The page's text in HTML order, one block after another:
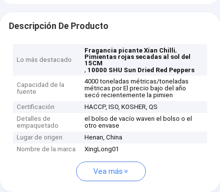
Descripción De Producto
Lo más destacado
Fragancia picante Xian Chilli,
Pimientas rojas secadas al sol del
15CM
, 10000 SHU Sun Dried Red Peppers
Capacidad de la
fuente
4000 toneladas métricas/toneladas
métricas por El precio bajo del año
secó recientemente la pimien
Certificación
HACCP, ISO, KOSHER, QS
Detalles de
empaquetado
el bolso de vacío waven el bolso o el
otro envase
Lugar de origen
Henan, China
Nombre de la marca
XingLong01
Vea más